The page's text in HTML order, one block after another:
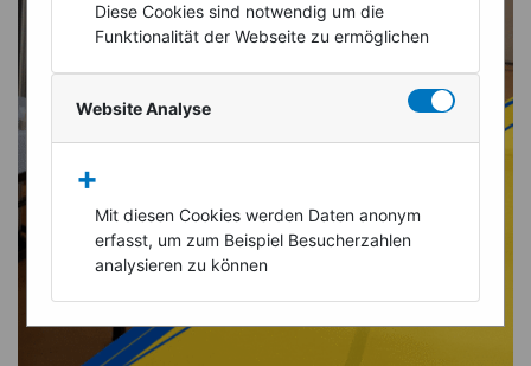
Diese Cookies sind notwendig um die
Funktionalität der Webseite zu ermöglichen
Website Analyse
+
Mit diesen Cookies werden Daten anonym
erfasst, um zum Beispiel Besucherzahlen
analysieren zu können